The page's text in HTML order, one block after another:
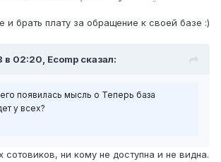
брать плату за обращение к своей базе :)
в 02:20, Ecomp сказал:
появилась мысль о Теперь база
у всех?
сотовиков, ни кому не доступна и не видна.